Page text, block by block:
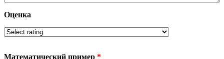
Оценка
Математический пример *